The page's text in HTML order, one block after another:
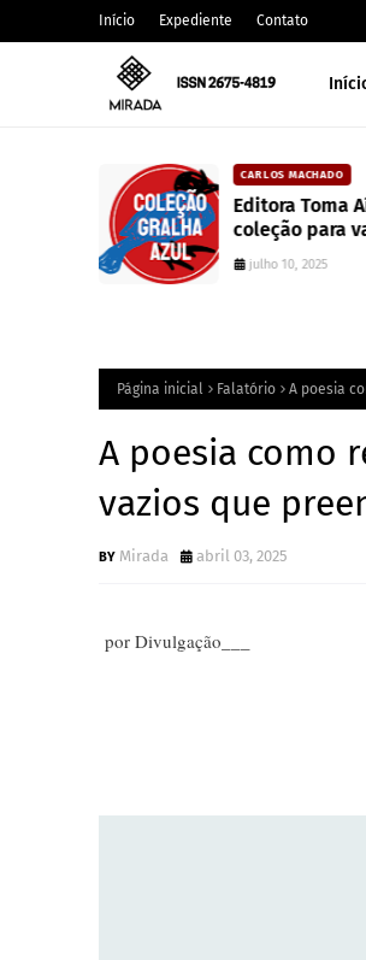
Início Expediente Contato
CARLOS MACHADO
Editora Toma
coleção para
paranaense
julho 10, 2025
Página inicial Falatório A poesia
A poesia como
vazios que
Mirada abril 03, 2025
por Divulgação___